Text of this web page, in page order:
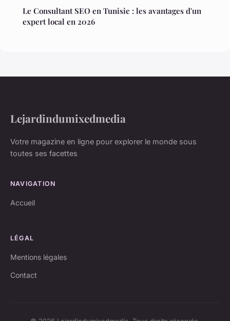
Le Consultant SEO en Tunisie : les avantages d'un
expert local en 2026
Lejardindumixedmedia
Votre magazine en ligne pour explorer le monde sous
toutes ses facettes
NAVIGATION
Accueil
LÉGAL
Mentions légales
Contact